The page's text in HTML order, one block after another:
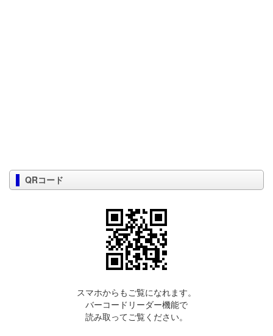
QRコード
スマホからもご覧になれます。
バーコードリーダー機能で
読み取ってご覧ください。